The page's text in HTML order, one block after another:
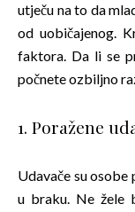
utječu na to da
od uobičajenog.
faktora. Da li se
počnete ozbiljno
1. Poražene
Udavače su
u braku. Ne žele